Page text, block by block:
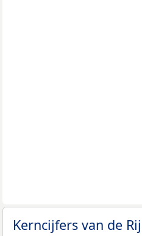
Kerncijfers van de